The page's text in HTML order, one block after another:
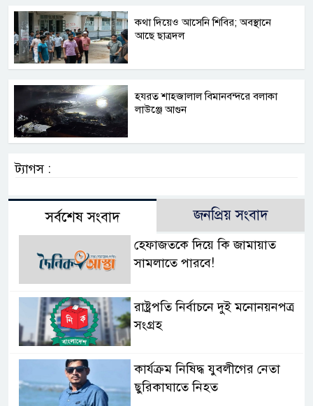
কথা দিয়েও আসেনি শিবির; অবস্থানে
আছে ছাত্রদল
হযরত শাহজালাল বিমানবন্দরে বলাকা
লাউঞ্জে আগুন
ট্যাগস :
সর্বশেষ সংবাদ জনপ্রিয় সংবাদ
হেফাজতকে দিয়ে কি জামায়াত
সামলাতে পারবে!
রাষ্ট্রপতি নির্বাচনে দুই মনোনয়নপত্র
সংগ্রহ
কার্যক্রম নিষিদ্ধ যুবলীগের নেতা
ছুরিকাঘাতে নিহত